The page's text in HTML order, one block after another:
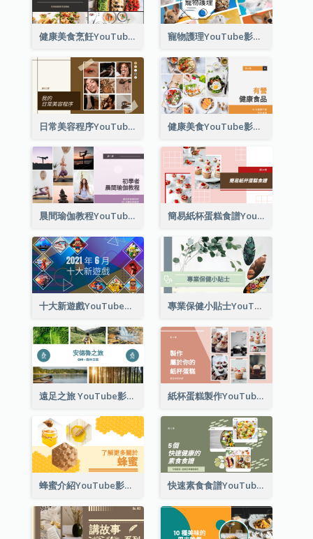
健康美食烹飪YouTube影片縮圖 寵物護理YouTube影片縮圖
日常美容程序YouTube影片縮圖 健康美食YouTube影片縮圖
晨間瑜伽教程YouTube影片縮圖 簡易紙杯蛋糕食譜YouTube影片縮圖
十大新遊戲YouTube影片縮圖 專業保健小貼士YouTube影片縮圖
遠足之旅 YouTube影片縮圖 紙杯蛋糕製作YouTube影片縮圖
蜂蜜介紹YouTube影片縮圖 快速素食食譜YouTube影片縮圖